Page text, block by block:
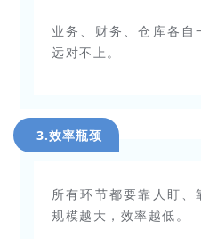
业务、财务、仓库各
远对不上。
3.效率瓶颈
所有环节都要靠人盯、
规模越大，效率越低。